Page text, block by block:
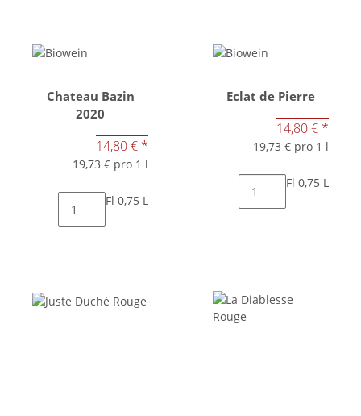
Chateau Bazin
2020
14,80 € *
19,73 € pro 1 l
Fl 0,75 L
Eclat de Pierre
14,80 € *
19,73 € pro 1 l
Fl 0,75 L